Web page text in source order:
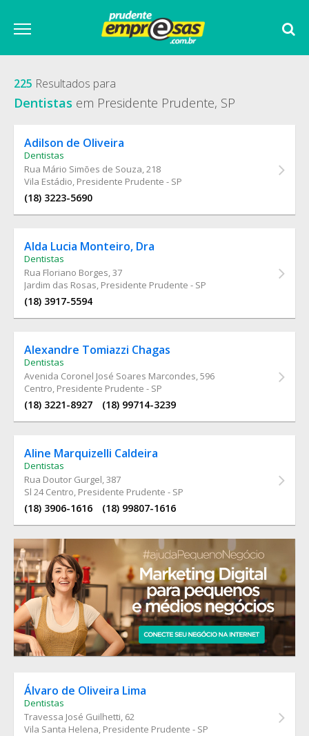
225 Resultados para
Dentistas em Presidente Prudente, SP
Adilson de Oliveira
Dentistas
Rua Mário Simões de Souza, 218
Vila Estádio, Presidente Prudente - SP
(18) 3223-5690
Alda Lucia Monteiro, Dra
Dentistas
Rua Floriano Borges, 37
Jardim das Rosas, Presidente Prudente - SP
(18) 3917-5594
Alexandre Tomiazzi Chagas
Dentistas
Avenida Coronel José Soares Marcondes, 596
Centro, Presidente Prudente - SP
(18) 3221-8927 (18) 99714-3239
Aline Marquizelli Caldeira
Dentistas
Rua Doutor Gurgel, 387
Sl 24 Centro, Presidente Prudente - SP
(18) 3906-1616 (18) 99807-1616
Álvaro de Oliveira Lima
Dentistas
Travessa José Guilhetti, 62
Vila Santa Helena, Presidente Prudente - SP